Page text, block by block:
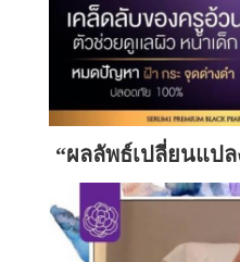
“ผลลัพธ์เปลี่ยนแป